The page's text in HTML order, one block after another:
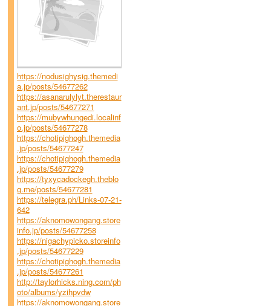
https://nodusighysig.themedi
a.jp/posts/54677262
https://asanarulylyt.therestaur
ant.jp/posts/54677271
https://mubywhungedi.localinf
o.jp/posts/54677278
https://chotipighogh.themedia
.jp/posts/54677247
https://chotipighogh.themedia
.jp/posts/54677279
https://tyxycadockegh.theblo
g.me/posts/54677281
https://telegra.ph/Links-07-21-
642
https://aknomowongang.store
info.jp/posts/54677258
https://nigachypicko.storeinfo
.jp/posts/54677229
https://chotipighogh.themedia
.jp/posts/54677261
http://taylorhicks.ning.com/ph
oto/albums/yzihpvdw
https://aknomowongang.store